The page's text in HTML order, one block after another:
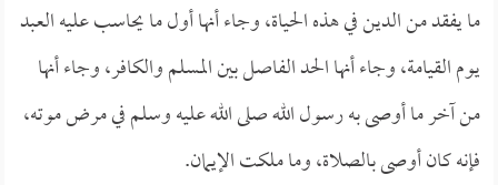
ما يفقد من الدين في هذه الحياة، وجاء أنها أول ما يحاسب عليه العبد
يوم القيامة، وجاء أنها الحد الفاصل بين المسلم والكافر، وجاء أنها
من آخر ما أوصى به رسول الله صلى الله عليه وسلم في مرض موته،
فإنه كان أوصى بالصلاة، وما ملكت الإيمان.